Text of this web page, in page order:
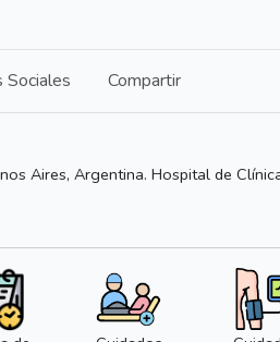
Sociales Compartir
Aires, Argentina. Hospital de